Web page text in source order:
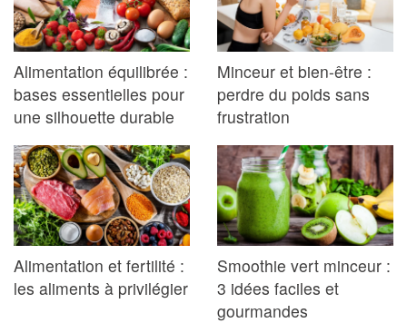
Alimentation équilibrée :
bases essentielles pour
une silhouette durable
Minceur et bien-être :
perdre du poids sans
frustration
Alimentation et fertilité :
les aliments à privilégier
Smoothie vert minceur :
3 idées faciles et
gourmandes